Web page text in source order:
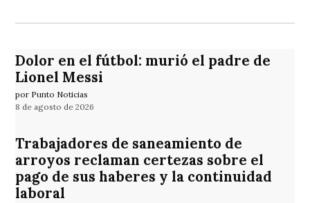
Dolor en el fútbol: murió el padre de
Lionel Messi
por Punto Noticias
8 de agosto de 2026
Trabajadores de saneamiento de
arroyos reclaman certezas sobre el
pago de sus haberes y la continuidad
laboral